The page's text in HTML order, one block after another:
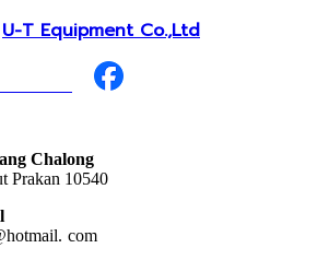
U-T Equipment Co.,Ltd
Chalong
Prakan 10540
com